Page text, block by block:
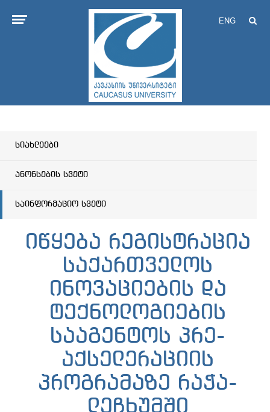
ENG
სიახლეები
ანონსების სვეტი
საინფორმაციო სვეტი
იწყება რეგისტრაცია
საქართველოს
ინოვაციების და
ტექნოლოგიების
სააგენტოს პრე-
აქსელერაციის
პროგრამაზე რაჭა-
ლეჩხუმში